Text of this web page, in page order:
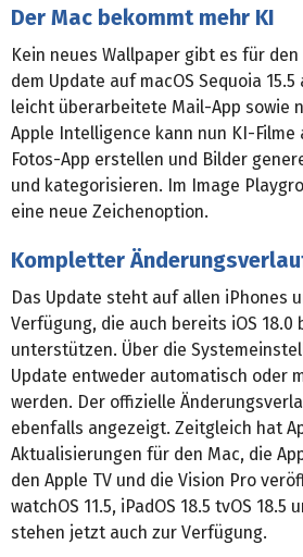
Der Mac bekommt mehr KI
Kein neues Wallpaper gibt es für
dem Update auf macOS Sequoia
leicht überarbeitete Mail-App sowie
Apple Intelligence kann nun KI-Filme
Fotos-App erstellen und Bilder
und kategorisieren. Im Image
eine neue Zeichenoption.
Kompletter
Das Update steht auf allen iPhones
Verfügung, die auch bereits iOS 18.0
unterstützen. Über die
Update entweder automatisch oder
werden. Der offizielle
ebenfalls angezeigt. Zeitgleich hat
Aktualisierungen für den Mac, die
den Apple TV und die Vision Pro
watchOS 11.5, iPadOS 18.5 tvOS 18.5
stehen jetzt auch zur Verfügung.